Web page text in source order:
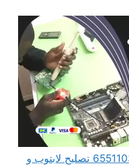
مهندس كمبيوتر النويصيب 65511033 تصليح لابتوب و